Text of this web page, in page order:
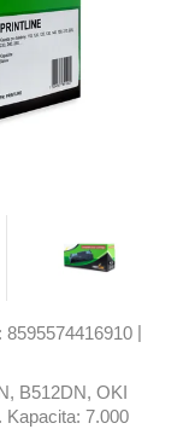
8595574416910
B512DN, OKI
Kapacita: 7.000